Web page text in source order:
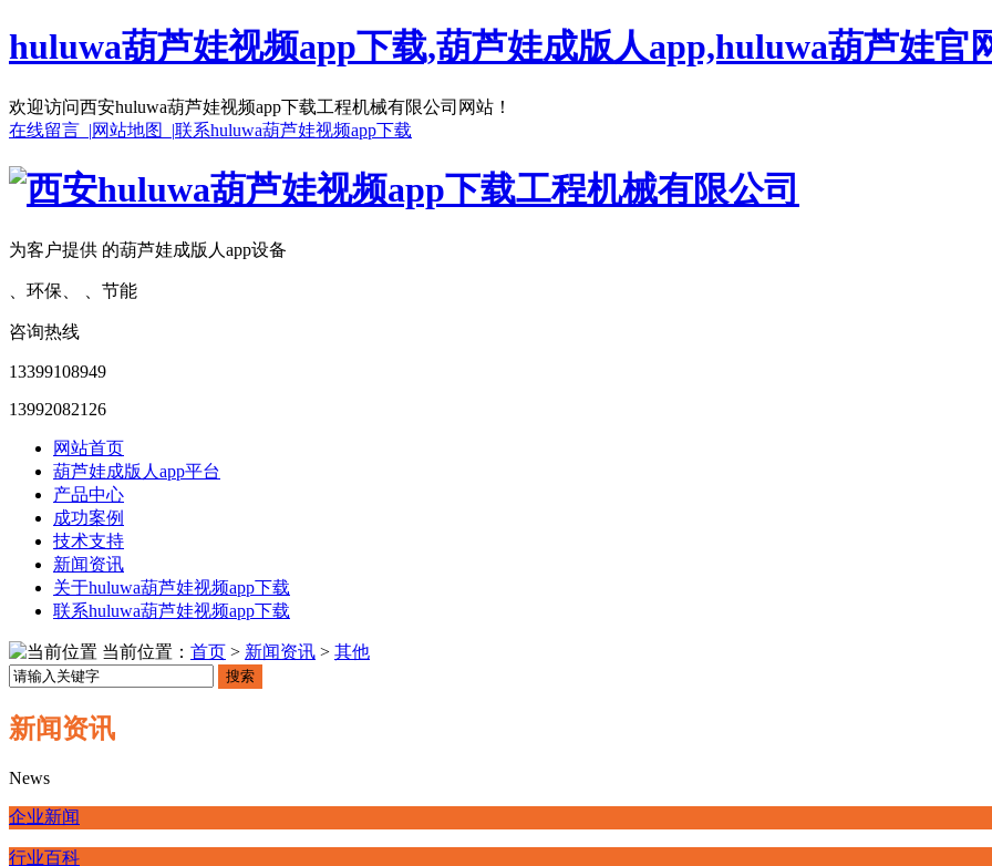
huluwa葫芦娃视频app下载,葫芦娃成版人app,huluwa葫芦娃官
欢迎访问西安huluwa葫芦娃视频app下载工程机械有限公司网站！
在线留言 |网站地图 |联系huluwa葫芦娃视频app下载
为客户提供 的葫芦娃成版人app设备
、环保、 、节能
咨询热线
13399108949
13992082126
网站首页
葫芦娃成版人app平台
产品中心
成功案例
技术支持
新闻资讯
关于huluwa葫芦娃视频app下载
联系huluwa葫芦娃视频app下载
当前位置： 首页 > 新闻资讯 > 其他
搜索
新闻资讯
News
企业新闻
行业百科